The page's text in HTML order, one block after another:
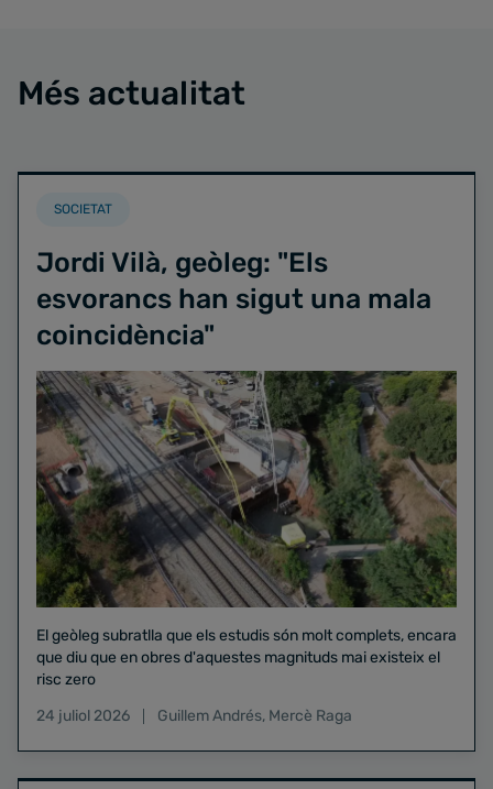
Més actualitat
SOCIETAT
Jordi Vilà, geòleg: "Els
esvorancs han sigut una mala
coincidència"
El geòleg subratlla que els estudis són molt complets, encara
que diu que en obres d'aquestes magnituds mai existeix el
risc zero
24 juliol 2026
Guillem Andrés, Mercè Raga